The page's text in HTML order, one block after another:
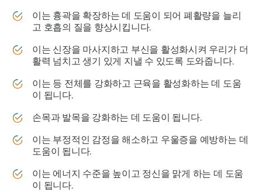
이는 흉곽을 확장하는 데 도움이 되어 폐활량을 늘리
고 호흡의 질을 향상시킵니다.
이는 신장을 마사지하고 부신을 활성화시켜 우리가 더
활력 넘치고 생기 있게 지낼 수 있도록 도와줍니다.
이는 등 전체를 강화하고 근육을 활성화하는 데 도움
이 됩니다.
손목과 발목을 강화하는 데 도움이 됩니다.
이는 부정적인 감정을 해소하고 우울증을 예방하는 데
도움이 됩니다.
이는 에너지 수준을 높이고 정신을 맑게 하는 데 도움
이 됩니다.